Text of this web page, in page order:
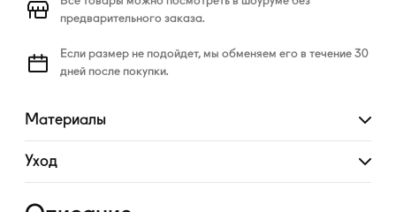
предварительного заказа.
Если размер не подойдет, мы обменяем его в течение 30
дней после покупки.
Материалы
Развернуть
Уход
Развернуть